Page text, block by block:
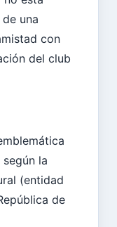
una
con
del club
la
(entidad
de